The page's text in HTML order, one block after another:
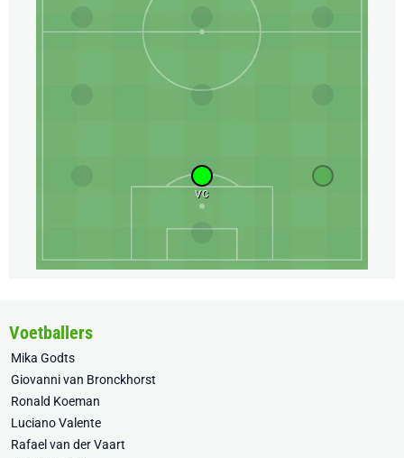
VC
Voetballers
Mika Godts
Giovanni van Bronckhorst
Ronald Koeman
Luciano Valente
Rafael van der Vaart